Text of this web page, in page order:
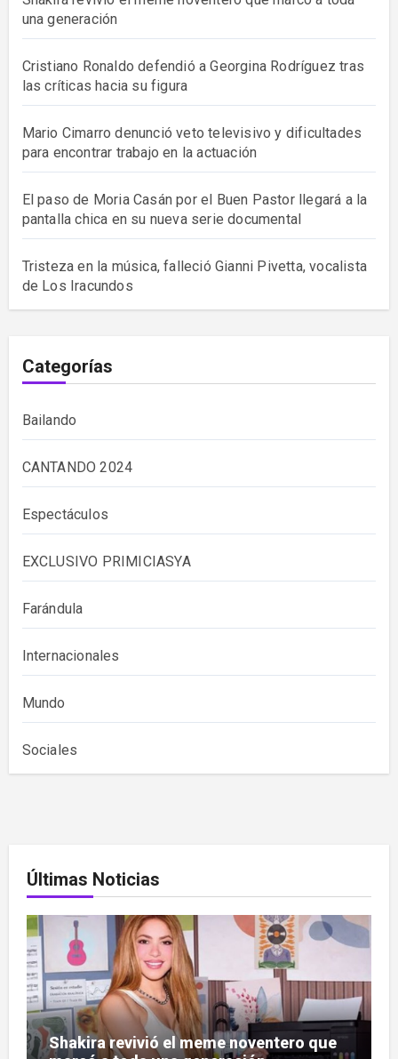
una generación
Cristiano Ronaldo defendió a Georgina Rodríguez tras
las críticas hacia su figura
Mario Cimarro denunció veto televisivo y dificultades
para encontrar trabajo en la actuación
El paso de Moria Casán por el Buen Pastor llegará a la
pantalla chica en su nueva serie documental
Tristeza en la música, falleció Gianni Pivetta, vocalista
de Los Iracundos
Categorías
Bailando
CANTANDO 2024
Espectáculos
EXCLUSIVO PRIMICIASYA
Farándula
Internacionales
Mundo
Sociales
Últimas Noticias
Shakira revivió el meme noventero que